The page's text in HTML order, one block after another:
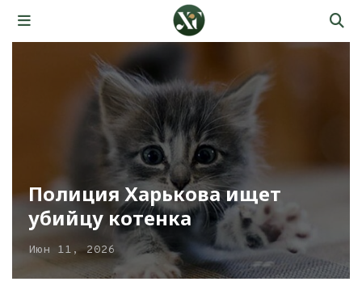
Полиция Харькова ищет
убийцу котенка
Июн 11, 2026